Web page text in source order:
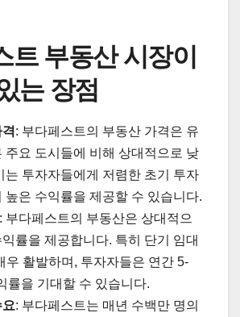
트 부동산 시장이
는 장점
: 부다페스트의 부동산 가격은 유
주요 도시들에 비해 상대적으로 낮
는 투자자들에게 저렴한 초기 투자
높은 수익률을 제공할 수 있습니다.
: 부다페스트의 부동산은 상대적으
익률을 제공합니다. 특히 단기 임대
우 활발하며, 투자자들은 연간 5-
률을 기대할 수 있습니다.
: 부다페스트는 매년 수백만 명의